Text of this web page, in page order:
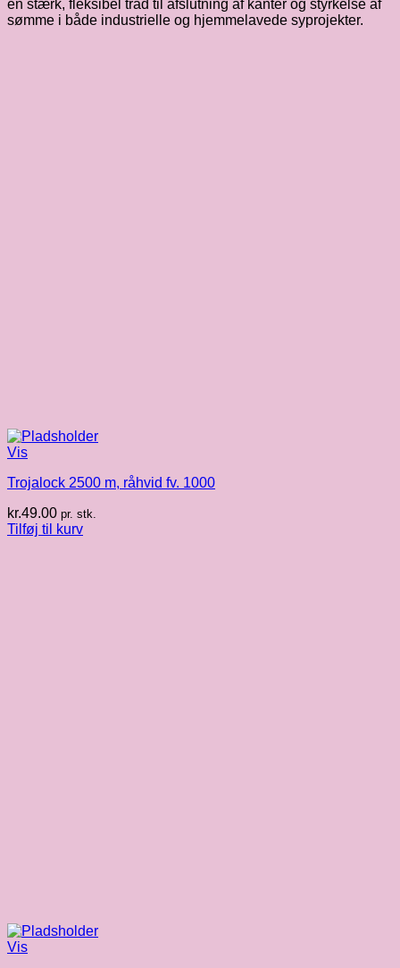
en stærk, fleksibel tråd til afslutning af kanter og styrkelse af
sømme i både industrielle og hjemmelavede syprojekter.
Vis
Trojalock 2500 m, råhvid fv. 1000
kr.49.00 pr. stk.
Tilføj til kurv
Vis